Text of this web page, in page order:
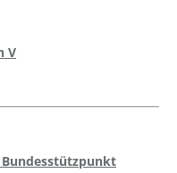
V
Bundesstützpunkt